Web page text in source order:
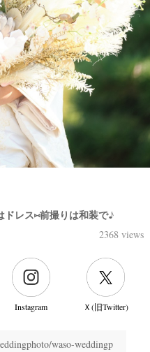
レス⑅前撮りは和装で♪
2368 views
Instagram Ｘ(旧Twitter)
waso-weddingp